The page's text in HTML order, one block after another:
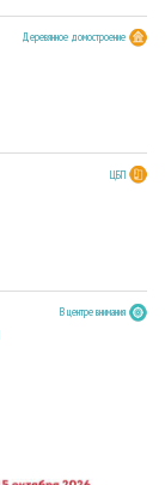
Деревянное домостроение
ЦБП
В центре внимания